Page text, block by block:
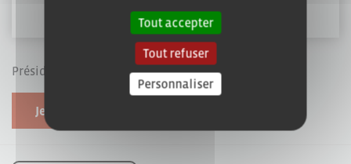
Président : Stéphane SEGRETAIN
Je souhaite modifier cette fiche
Tout accepter
Tout refuser
Personnaliser